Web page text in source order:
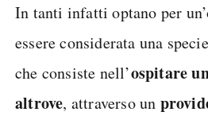
In tanti infatti optano per
essere considerata una
che consiste nell’ospitare
altrove, attraverso un